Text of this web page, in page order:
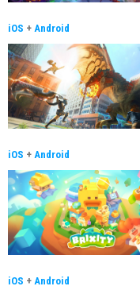
iOS + Android
iOS + Android
iOS + Android